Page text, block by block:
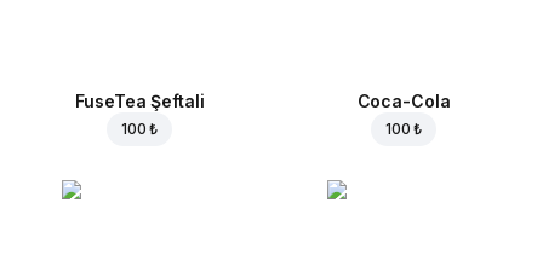
FuseTea Şeftali
100 ₺
Coca-Cola
100 ₺